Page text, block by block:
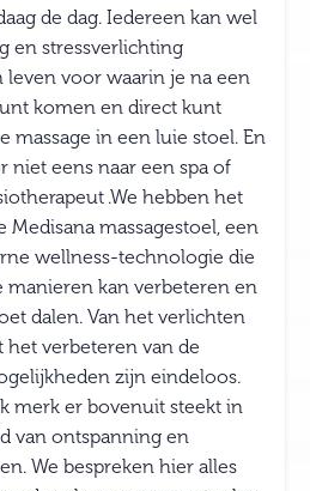
de dag. Iedereen kan wel
en stressverlichting
leven voor waarin je na een
komen en direct kunt
massage in een luie stoel. En
niet eens naar een spa of
.We hebben het
massagestoel, een
wellness-technologie die
manieren kan verbeteren en
dalen. Van het verlichten
het verbeteren van de
zijn eindeloos.
merk er bovenuit steekt in
van ontspanning en
We bespreken hier alles